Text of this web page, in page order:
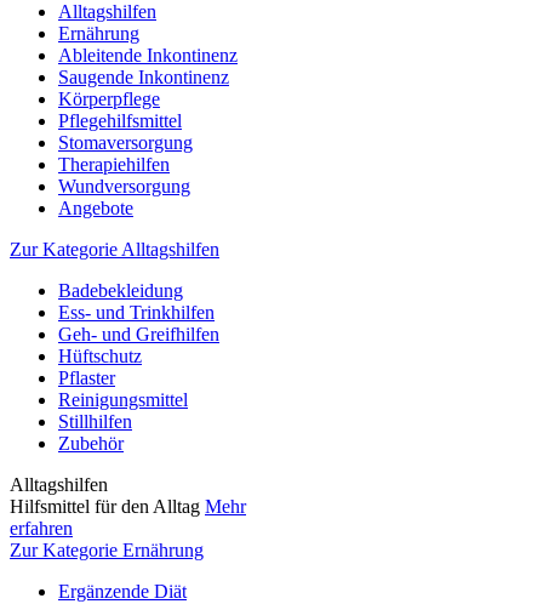
Alltagshilfen
Ernährung
Ableitende Inkontinenz
Saugende Inkontinenz
Körperpflege
Pflegehilfsmittel
Stomaversorgung
Therapiehilfen
Wundversorgung
Angebote
Zur Kategorie Alltagshilfen
Badebekleidung
Ess- und Trinkhilfen
Geh- und Greifhilfen
Hüftschutz
Pflaster
Reinigungsmittel
Stillhilfen
Zubehör
Alltagshilfen
Hilfsmittel für den Alltag Mehr
erfahren
Zur Kategorie Ernährung
Ergänzende Diät